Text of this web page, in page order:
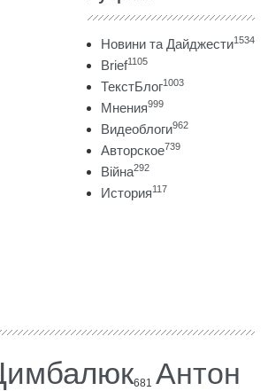
Новини та Дайджести1534
Brief1105
ТекстБлог1003
Мнения999
Видеоблоги962
Авторское739
Війна292
История117
681 Антон